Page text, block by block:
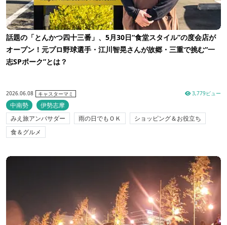
話題の「とんかつ四十三番」、5月30日“食堂スタイル”の度会店が
オープン！元プロ野球選手・江川智晃さんが故郷・三重で挑む“一
志SPポーク”とは？
2026.06.08 キャスターマミ 3,779ビュー
中南勢
伊勢志摩
みえ旅アンバサダー
雨の日でもＯＫ
ショッピング＆お役立ち
食＆グルメ